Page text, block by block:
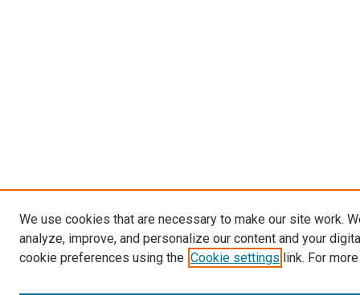
We use cookies that are necessary to make our site work.
analyze, improve, and personalize our content and your
cookie preferences using the Cookie settings link. For